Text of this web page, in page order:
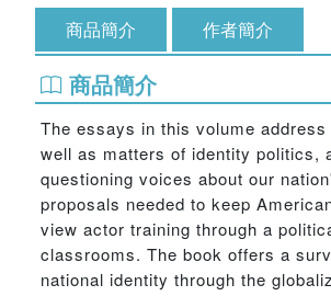
商品簡介 作者簡介
商品簡介
The essays in this volume
well as matters of identity politics,
questioning voices about our
proposals needed to keep
view actor training through a
classrooms. The book offers a
national identity through the